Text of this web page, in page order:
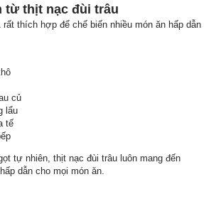
từ thịt nạc đùi trâu
thích hợp để chế biến nhiều món ăn hấp dẫn
củ
lẩu
tế
tự nhiên, thịt nạc đùi trâu luôn mang đến
dẫn cho mọi món ăn.